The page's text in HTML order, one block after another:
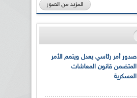
المزيد من الصور
صدور أمر رئاسي يعدل ويتمم الأمر
المتضمن قانون المعاشات
العسكرية